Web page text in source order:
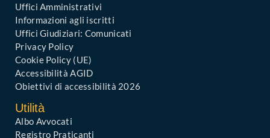
Uffici Amministrativi
Informazioni agli iscritti
Uffici Giudiziari: Comunicati
Privacy Policy
Cookie Policy (UE)
Accessibilità AGID
Obiettivi di accessibilità 2026
Utilità
Albo Avvocati
Registro Praticanti